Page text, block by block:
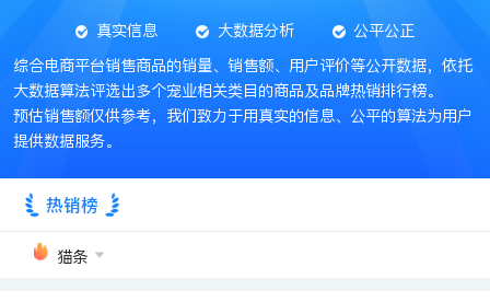
真实信息 大数据分析
公平公正
综合电商平台销售商品的销量、销售额、用户评价等公开数据，依托
大数据算法评选出多个宠业相关类目的商品及品牌热销排行榜。
预估销售额仅供参考，我们致力于用真实的信息、公平的算法为用户
提供数据服务。
热销榜
猫条